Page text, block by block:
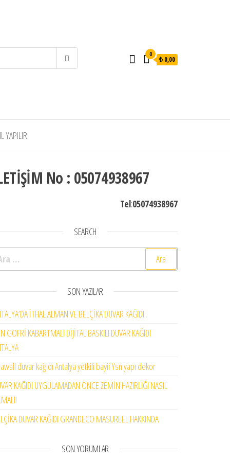
0
₺ 0,00
YAPILIR
No : 05074938967
Tel:05074938967
SEARCH
SON YAZILAR
İTHAL ALMAN VE BELÇİKA DUVAR KAĞIDI .
GOFRİ KABARTMALI DİJİTAL BASKILI DUVAR KAĞIDI
duvar kağıdı Antalya yetkili bayii Ysn yapı dekor
KAĞIDI UYGULAMADAN ÖNCE ZEMİN HAZIRLIĞI NASIL
DUVAR KAĞIDI GRANDECO MASUREEL HAKKINDA
SON YORUMLAR